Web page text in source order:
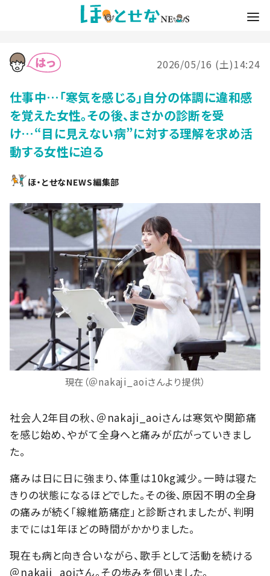
2026/05/16 (土)14:24
仕事中…「寒気を感じる」自分の体調に違和感
を覚えた女性。その後、まさかの診断を受
け…“目に見えない病”に対する理解を求め活
動する女性に迫る
ほ・とせなNEWS編集部
現在（＠nakaji_aoiさんより提供）
社会人2年目の秋、＠nakaji_aoiさんは寒気や関節痛
を感じ始め、やがて全身へと痛みが広がっていきまし
た。
痛みは日に日に強まり、体重は10kg減少。一時は寝た
きりの状態になるほどでした。その後、原因不明の全身
の痛みが続く「線維筋痛症」と診断されましたが、判明
までには1年ほどの時間がかかりました。
現在も病と向き合いながら、歌手として活動を続ける
＠nakaji_aoiさん。その歩みを伺いました。